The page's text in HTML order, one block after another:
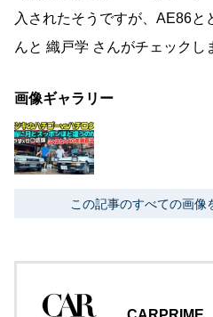
入されたそうですが、AE86と
んと 織戸学 さんがチェックし
画像ギャラリー
この記事のすべての画像